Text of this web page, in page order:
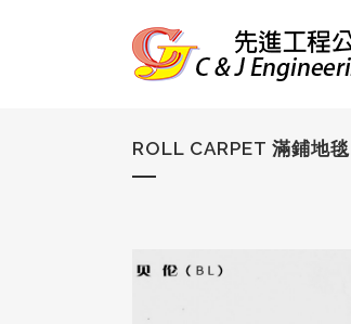
ROLL CARPET 滿鋪地毯